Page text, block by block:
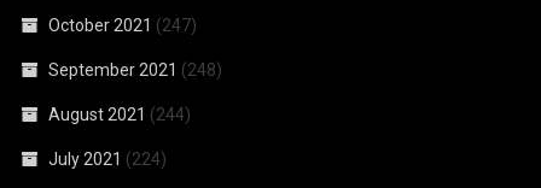
October 2021 (247)
September 2021 (248)
August 2021 (244)
July 2021 (224)